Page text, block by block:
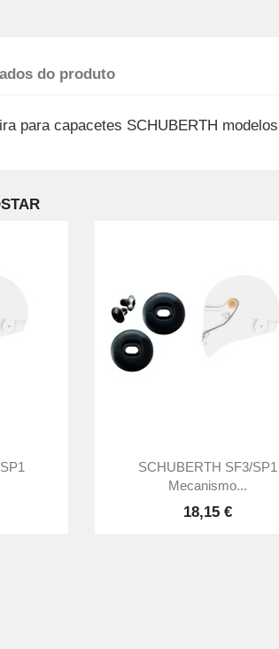
do produto
para capacetes SCHUBERTH modelos
Vista rápida
SCHUBERTH SF3/SP1
Mecanismo...
18,15 €